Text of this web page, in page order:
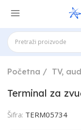
Početna TV,
Terminal za
Šifra: TERM05734